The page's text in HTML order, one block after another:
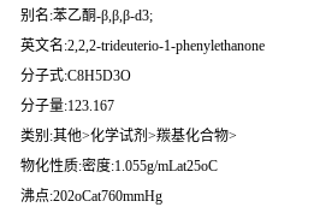
别名:苯乙酮-β,β,β-d3;
英文名:2,2,2-trideuterio-1-phenylethanone
分子式:C8H5D3O
分子量:123.167
类别:其他>化学试剂>羰基化合物>
物化性质:密度:1.055g/mLat25oC
沸点:202oCat760mmHg